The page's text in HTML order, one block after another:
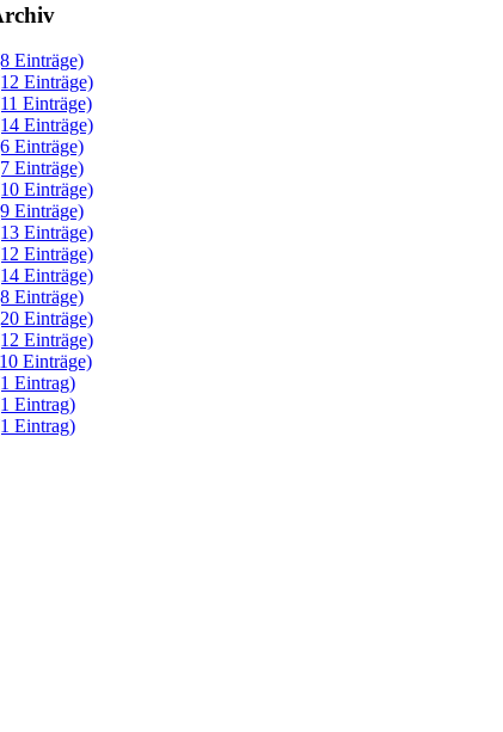
Einträge)
Einträge)
Einträge)
Einträge)
Einträge)
Einträge)
Einträge)
Einträge)
Einträge)
Einträge)
Einträge)
Einträge)
Einträge)
Einträge)
Einträge)
Eintrag)
Eintrag)
Eintrag)